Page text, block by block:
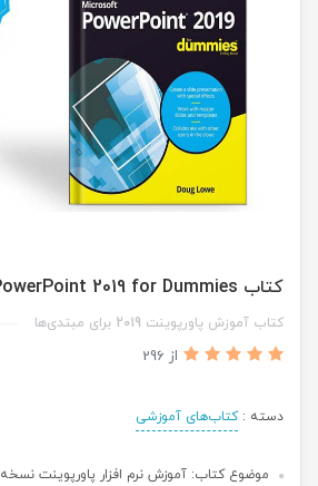
کتاب PowerPoint 2019 for Dummies | رایگان
کتاب آموزش پاورپوینت 2019 برای مبتدی‌ها
از 296
دسته :کتاب‌های آموزشی
موضوع کتاب: آموزش نرم افزار پاورپوینت نسخه 2019